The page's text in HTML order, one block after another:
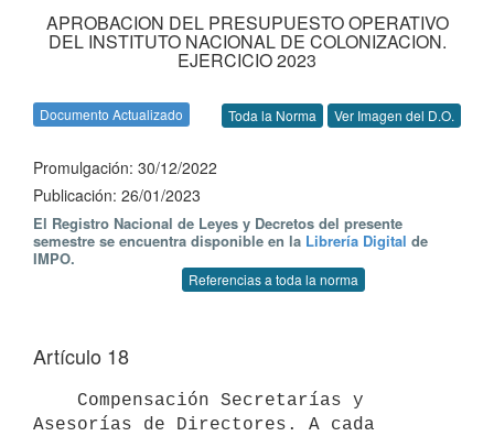
APROBACION DEL PRESUPUESTO OPERATIVO
DEL INSTITUTO NACIONAL DE COLONIZACION.
EJERCICIO 2023
Documento Actualizado Toda la Norma Ver Imagen del D.O.
Promulgación: 30/12/2022
Publicación: 26/01/2023
El Registro Nacional de Leyes y Decretos del presente
semestre se encuentra disponible en la Librería Digital de
IMPO.
Referencias a toda la norma
Artículo 18
Asesorías de Directores. A cada